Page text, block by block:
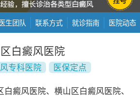
生团队 联系方式 就诊指南 医院动态
白癜风医院
专科医院
医保定点
癜风医院、横山区白癜风医院、